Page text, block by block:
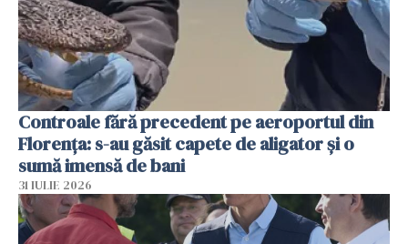
Controale fără precedent pe aeroportul din
Florența: s-au găsit capete de aligator și o
sumă imensă de bani
31 IULIE 2026